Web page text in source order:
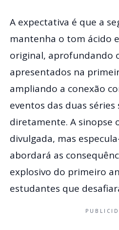
A expectativa é que a
mantenha o tom ácido
original, aprofundando
apresentados na
ampliando a conexão
eventos das duas
diretamente. A sinopse
divulgada, mas
abordará as
explosivo do primeiro
estudantes que